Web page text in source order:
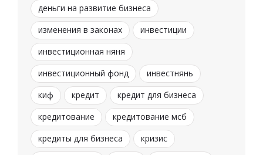
деньги на развитие бизнеса
изменения в законах
инвестиции
инвестиционная няня
инвестиционный фонд
инвестнянь
киф
кредит
кредит для бизнеса
кредитование
кредитование мсб
кредиты для бизнеса
кризис